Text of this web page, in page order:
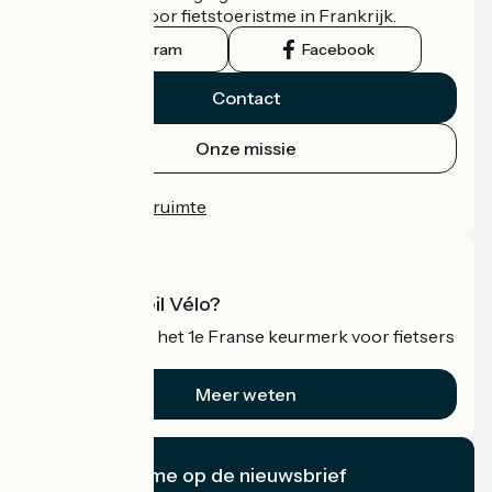
officiële gids voor fietstoeristme in Frankrijk.
Instagram Facebook
Contact
Onze missie
Professionele ruimte
Wat is Accueil Vélo?
Accueil Vélo is het 1e Franse keurmerk voor fietsers
Meer weten
Ik abonneer me op de nieuwsbrief